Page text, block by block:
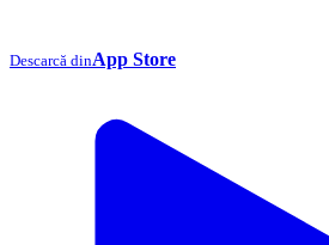
Descarcă dinApp Store